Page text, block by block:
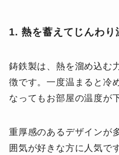
1. 熱を蓄えてじんわり
鋳鉄製は、熱を溜め込む
徴です。一度温まると冷
なってもお部屋の温度が
重厚感のあるデザインが
囲気が好きな方に人気で